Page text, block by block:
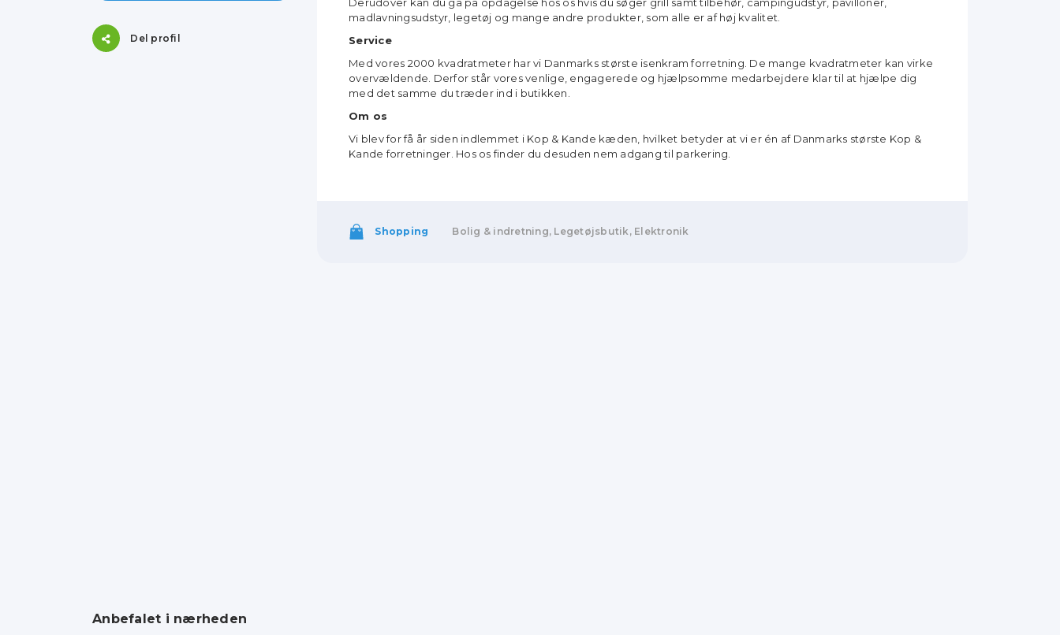
Del profil
madlavningsudstyr, legetøj og mange andre produkter, som alle er af høj kvalitet.
Service
Med vores 2000 kvadratmeter har vi Danmarks største isenkram forretning. De mange kvadratmeter kan virke
overvældende. Derfor står vores venlige, engagerede og hjælpsomme medarbejdere klar til at hjælpe dig
med det samme du træder ind i butikken.
Om os
Vi blev for få år siden indlemmet i Kop & Kande kæden, hvilket betyder at vi er én af Danmarks største Kop &
Kande forretninger. Hos os finder du desuden nem adgang til parkering.
Shopping Bolig & indretning, Legetøjsbutik, Elektronik
Anbefalet i nærheden